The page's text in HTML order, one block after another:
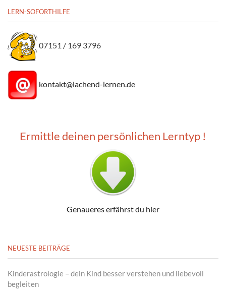
LERN-SOFORTHILFE
07151 / 169 3796
kontakt@lachend-lernen.de
Ermittle deinen persönlichen Lerntyp !
Genaueres erfährst du hier
NEUESTE BEITRÄGE
Kinderastrologie – dein Kind besser verstehen und liebevoll
begleiten